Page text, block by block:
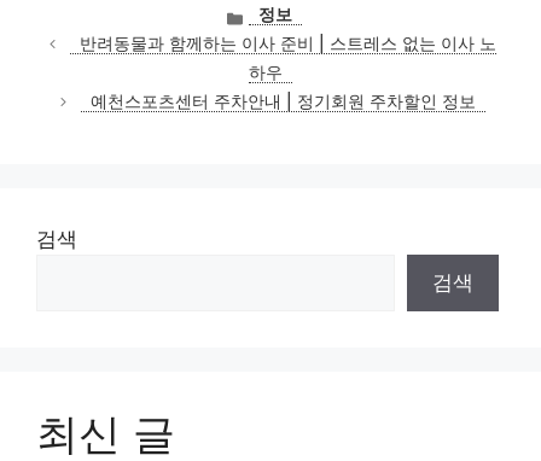
카
테
고
리
정보
반려동물과 함께하는 이사 준비 | 스트레스 없는 이사 노
하우
예천스포츠센터 주차안내 | 정기회원 주차할인 정보
검색
검색
최신 글